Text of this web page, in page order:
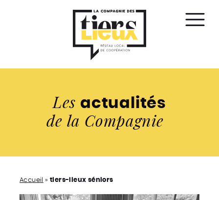
le
Les actualités
de la Compagnie
Accueil »tiers-lieux séniors